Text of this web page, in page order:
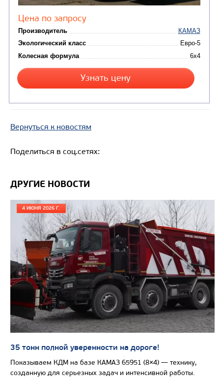
от 4 200 000
Производитель
Экологический класс
Колесная формула
Заказать
Кредит/Лизинг
Вернуться к новостям
Поделиться в соц.сетях:
ДРУГИЕ НОВОСТИ
4 ИЮНЯ 2026 Г.
35 тонн полной уверенности на дороге!
Показываем КДМ на базе КАМАЗ 65951 (8×4) — технику,
созданную для серьезных задач и интенсивной работы.